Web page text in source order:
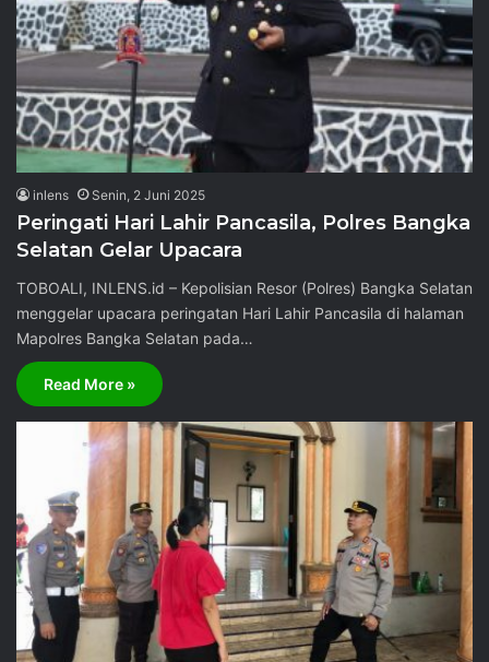
inlens Senin, 2 Juni 2025
Peringati Hari Lahir Pancasila, Polres Bangka
Selatan Gelar Upacara
TOBOALI, INLENS.id – Kepolisian Resor (Polres) Bangka Selatan
menggelar upacara peringatan Hari Lahir Pancasila di halaman
Mapolres Bangka Selatan pada…
Read More »